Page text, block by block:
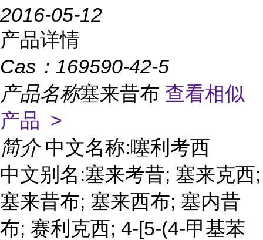
2016-05-12
产品详情
Cas： 169590-42-5
产品名称塞来昔布 查看相似
产品 >
简介 中文名称:噻利考西
中文别名:塞来考昔; 塞来克西;
塞来昔布; 塞来西布; 塞内昔
布; 赛利克西; 4-[5-(4-甲基苯